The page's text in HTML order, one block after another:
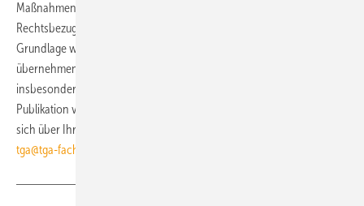
Maßnahmen geboten sein. Technische Regeln können durch
Rechtsbezug, Verwaltungsvorschriften und Verträge zur verbindlichen
Grundlage werden. Trotz größter Sorgfalt bei der Recherche
übernehmen wir keine Gewährleistung für diesen Infodienst,
insbesondere nicht bezüglich der Vollständigkeit. Sollten Sie eine
Publikation vermissen, freuen wir und andere Nutzer dieses Dienstes
sich über Ihren Hinweis damit wir die Liste ergänzen können:
tga@tga-fachplaner.de